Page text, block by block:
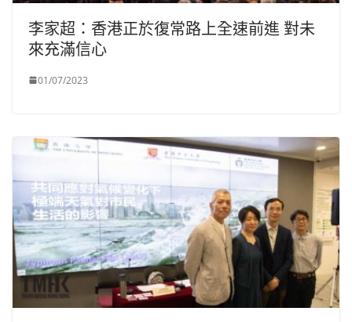
李家超：香港正於復常路上全速前進 對未
來充滿信心
01/07/2023